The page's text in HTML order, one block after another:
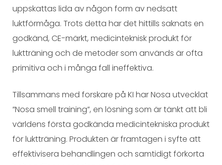
uppskattas lida av någon form av nedsatt
luktförmåga. Trots detta har det hittills saknats en
godkänd, CE-märkt, medicinteknisk produkt för
luktträning och de metoder som används är ofta
primitiva och i många fall ineffektiva.
Tillsammans med forskare på KI har Nosa utvecklat
”Nosa smell training”, en lösning som är tänkt att bli
världens första godkända medicintekniska produkt
för luktträning. Produkten är framtagen i syfte att
effektivisera behandlingen och samtidigt förkorta